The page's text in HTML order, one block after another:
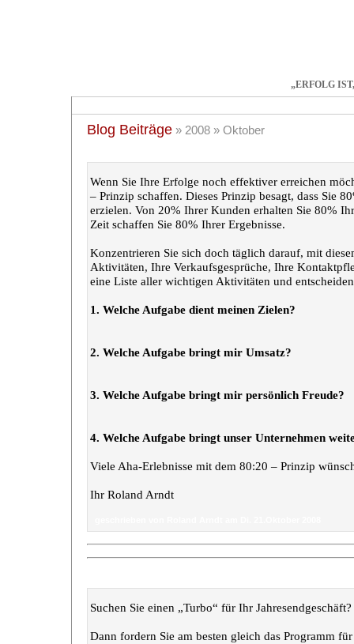
„ERFOLG
Blog Beiträge » 2008 » Oktober
Wenn Sie Ihre Erfolge noch effektiver erreichen
– Prinzip schaffen. Dieses Prinzip besagt, dass Sie
erzielen. Von 20% Ihrer Kunden erhalten Sie 80%
Zeit schaffen Sie 80% Ihrer Ergebnisse.
Konzentrieren Sie sich doch täglich darauf, mit
Aktivitäten, Ihre Verkaufsgesprüche, Ihre
eine Liste aller wichtigen Aktivitäten und
1. Welche Aufgabe dient meinen Zielen?
2. Welche Aufgabe bringt mir Umsatz?
3. Welche Aufgabe bringt mir persönlich Freude?
4. Welche Aufgabe bringt unser Unternehmen
Viele Aha-Erlebnisse mit dem 80:20 – Prinzip
Ihr Roland Arndt
Suchen Sie einen „Turbo“ für Ihr Jahresendgeschäft?
Dann fordern Sie am besten gleich das Programm